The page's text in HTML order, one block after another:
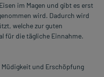
im Magen und gibt es erst
wird. Dadurch wird
welche zur guten
für die tägliche Einnahme.
und Erschöpfung